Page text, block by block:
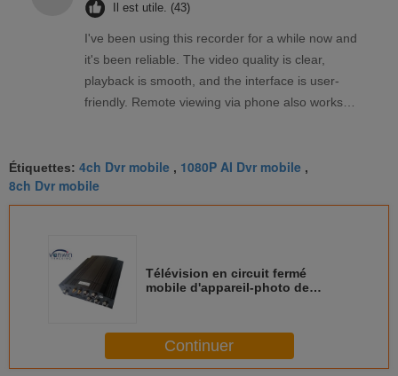
Il est utile. (43)
I've been using this recorder for a while now and
it's been reliable. The video quality is clear,
playback is smooth, and the interface is user-
friendly. Remote viewing via phone also works
Étiquettes: 4ch Dvr mobile , 1080P AI Dvr mobile ,
8ch Dvr mobile
Télévision en circuit fermé
mobile d'appareil-photo de
Continuer